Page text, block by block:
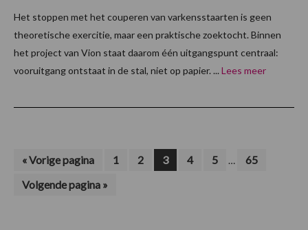
Het stoppen met het couperen van varkensstaarten is geen
theoretische exercitie, maar een praktische zoektocht. Binnen
het project van Vion staat daarom één uitgangspunt centraal:
vooruitgang ontstaat in de stal, niet op papier. ... Lees meer
«Ga
Vorige pagina Pagina
1 Pagina
2 Pagina
3 Pagina
4 Pagina
5
Interim
… Pagina
65
Ga
naar
Volgende pagina »